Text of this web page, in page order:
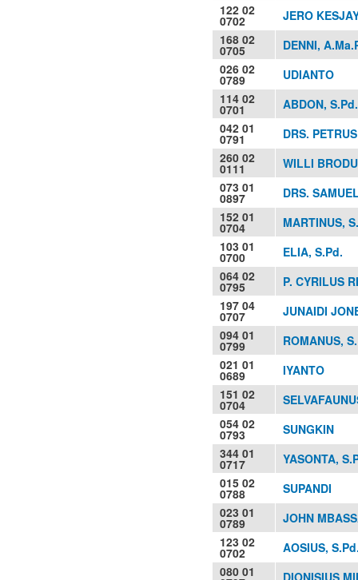
122 02
0702
JERO
168 02
0705
DENNI,
026 02
0789
UDIANTO
114 02
0701
ABDON, S.Pd.
042 01
0791
DRS.
260 02
0111
WILLI
073 01
0897
DRS.
152 01
0704
MARTINUS,
103 01
0700
ELIA, S.Pd.
064 02
0795
P. CYRILUS
197 04
0707
JUNAIDI
094 01
0799
ROMANUS,
021 01
0689
IYANTO
151 02
0704
054 02
0793
SUNGKIN
344 01
0717
YASONTA,
015 02
0788
SUPANDI
023 01
0789
JOHN
123 02
0702
AOSIUS,
080 01
DIONISIUS